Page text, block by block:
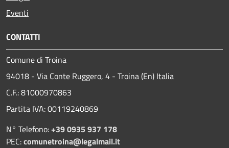
Eventi
CONTATTI
Comune di Troina
94018 - Via Conte Ruggero, 4 - Troina (En) Italia
C.F.: 81000970863
Partita IVA: 00119240869
N° Telefono:+39 0935 937 178
PEC:comunetroina@legalmail.it